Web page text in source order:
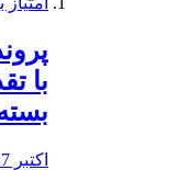
با
اکتبر 17, 2019